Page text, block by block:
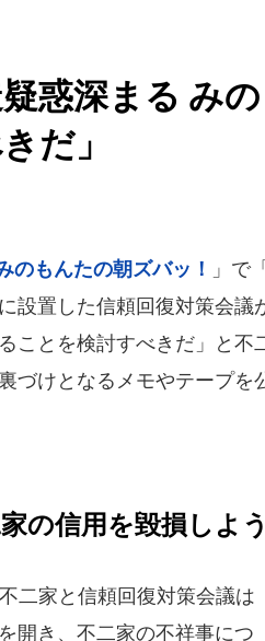
惑深まる み
だ」
のもんたの朝ズバッ！
」で
設置した信頼回復対策会
ことを検討すべきだ」と不
づけとなるメモやテープ
の信用を毀損しよ
二家と信頼回復対策会議は
開き、不二家の不祥事につ